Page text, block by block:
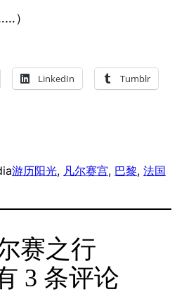
）
LinkedIn Tumblr
游历阳光, 凡尔赛宫, 巴黎, 法国
赛之行
3 条评论